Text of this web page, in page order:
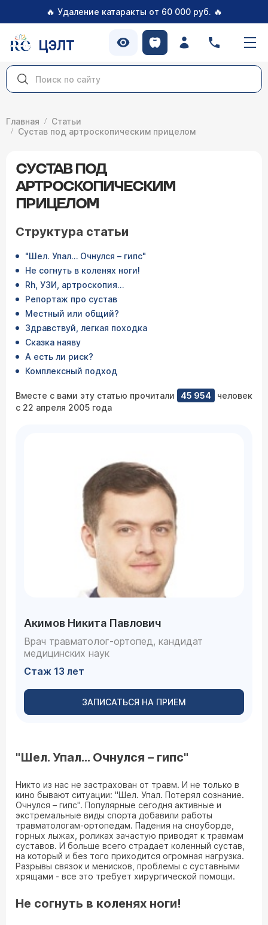
🔥 Удаление катаракты от 60 000 руб. 🔥
ЦЭЛТ
Главная
Статьи
Сустав под артроскопическим прицелом
СУСТАВ ПОД
АРТРОСКОПИЧЕСКИМ
ПРИЦЕЛОМ
Акимов Никита Павлович
Врач травматолог-ортопед, кандидат
медицинских наук
Стаж 13 лет
ЗАПИСАТЬСЯ НА ПРИЕМ
Структура статьи
"Шел. Упал… Очнулся – гипс"
Не согнуть в коленях ноги!
Rh, УЗИ, артроскопия…
Репортаж про сустав
Местный или общий?
Здравствуй, легкая походка
Сказка наяву
А есть ли риск?
Комплексный подход
Вместе с вами эту статью прочитали 45 954
человек
с 22 апреля 2005 года
"Шел. Упал… Очнулся – гипс"
Никто из нас не застрахован от травм. И не только в
кино бывают ситуации: "Шел. Упал. Потерял сознание.
Очнулся – гипс". Популярные сегодня активные и
экстремальные виды спорта добавили работы
травматологам-ортопедам. Падения на сноуборде,
горных лыжах, роликах зачастую приводят к травмам
суставов. И больше всего страдает коленный сустав,
на который и без того приходится огромная нагрузка.
Разрывы связок и менисков, проблемы с суставными
хрящами - все это требует хирургической помощи.
Не согнуть в коленях ноги!